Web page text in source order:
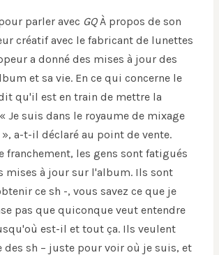
parler avec GQÀ propos de son
créatif avec le fabricant de lunettes
a donné des mises à jour des
et sa vie. En ce qui concerne le
qu'il est en train de mettre la
Je suis dans le royaume de mixage
a-t-il déclaré au point de vente.
franchement, les gens sont fatigués
mises à jour sur l'album. Ils sont
ce sh -, vous savez ce que je
pas que quiconque veut entendre
est-il et tout ça. Ils veulent
des sh – juste pour voir où je suis, et